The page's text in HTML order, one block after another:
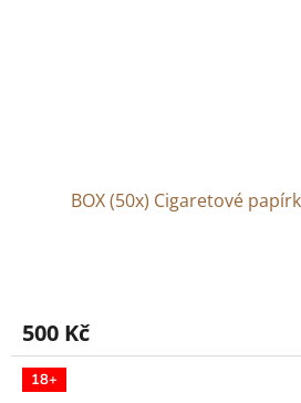
BOX (50x) Cigaretové
500 Kč
18+